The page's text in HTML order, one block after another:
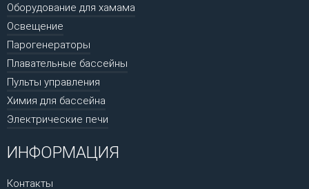
Оборудование для хамама
Освещение
Парогенераторы
Плавательные бассейны
Пульты управления
Химия для бассейна
Электрические печи
ИНФОРМАЦИЯ
Контакты